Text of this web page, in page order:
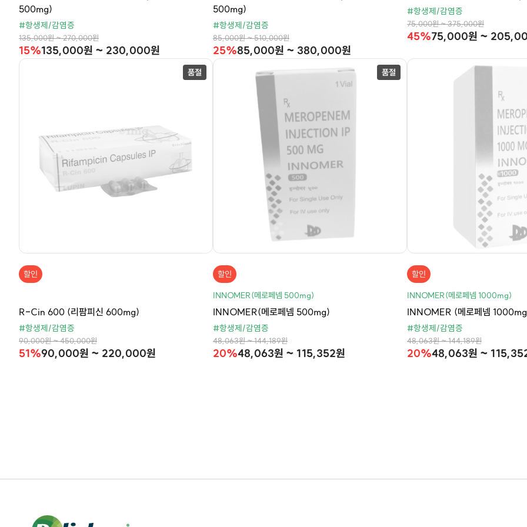
500mg)
#항생제/감염증
135,000원 ~ 270,000원
15%135,000원 ~ 230,000원
500mg)
#항생제/감염증
85,000원 ~ 510,000원
25%85,000원 ~ 380,000원
#항생제/감염증
75,000원 ~ 375,000원
45%75,000원 ~
할인
R-Cin 600 (리팜피신 600mg)
#항생제/감염증
90,000원 ~ 450,000원
51%90,000원 ~ 220,000원
할인
INNOMER(메로페넴 500mg)
INNOMER(메로페넴 500mg)
#항생제/감염증
48,063원 ~ 144,189원
20%48,063원 ~ 115,352원
할인
INNOMER(메로페넴 1000mg)
INNOMER (메로페넴
#항생제/감염증
48,063원 ~ 144,189원
20%48,063원 ~